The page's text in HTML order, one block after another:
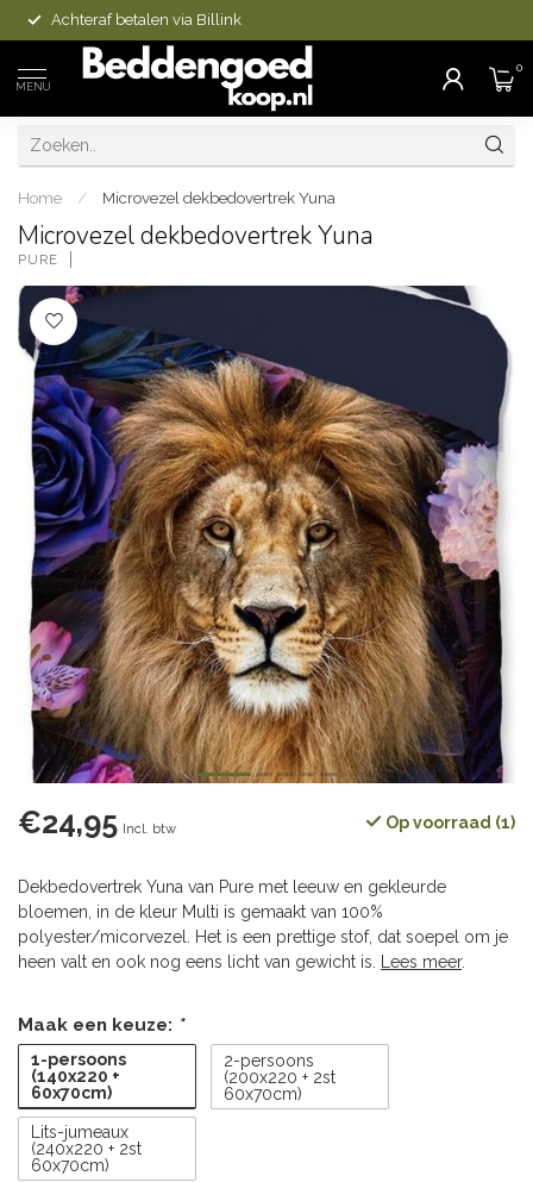
Achteraf betalen via Billink
MENU
0
Home / Microvezel dekbedovertrek Yuna
Microvezel dekbedovertrek Yuna
PURE
€24,95 Incl. btw Op voorraad (1)
Dekbedovertrek Yuna van Pure met leeuw en gekleurde
bloemen, in de kleur Multi is gemaakt van 100%
polyester/micorvezel. Het is een prettige stof, dat soepel om je
heen valt en ook nog eens licht van gewicht is.
Lees meer.
Maak een keuze: *
1-persoons
(140x220 +
60x70cm)
2-persoons
(200x220 + 2st
60x70cm)
Lits-jumeaux
(240x220 + 2st
60x70cm)